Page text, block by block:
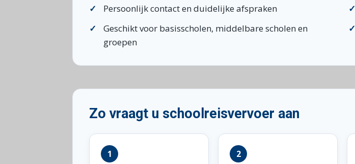
Persoonlijk contact en duidelijke afspraken
Geschikt voor basisscholen, middelbare scholen en
groepen
Zo vraagt u schoolreisvervoer aan